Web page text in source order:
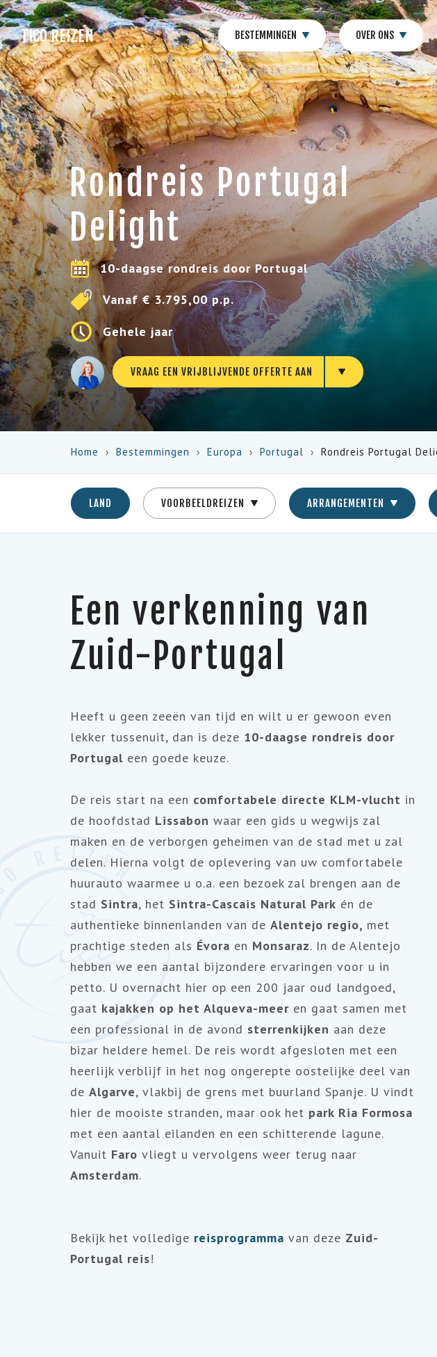
TICO REIZEN BESTEMMINGEN OVER ONS
Rondreis Portugal
Delight
10-daagse rondreis door Portugal
Vanaf € 3.795,00 p.p.
Gehele jaar
VRAAG EEN VRIJBLIJVENDE OFFERTE AAN
Home Bestemmingen Europa Portugal Rondreis Portugal
LAND VOORBEELDREIZEN ARRANGEMENTEN
Een verkenning van
Zuid-Portugal
Heeft u geen zeeën van tijd en wilt u er gewoon even
lekker tussenuit, dan is deze 10-daagse rondreis door
Portugal een goede keuze.
De reis start na een comfortabele directe KLM-vlucht in
de hoofdstad Lissabon waar een gids u wegwijs zal
maken en de verborgen geheimen van de stad met u zal
delen. Hierna volgt de oplevering van uw comfortabele
huurauto waarmee u o.a. een bezoek zal brengen aan de
stad Sintra, het Sintra-Cascais Natural Park én de
authentieke binnenlanden van de Alentejo regio, met
prachtige steden als Évora en Monsaraz. In de Alentejo
hebben we een aantal bijzondere ervaringen voor u in
petto. U overnacht hier op een 200 jaar oud landgoed,
gaat kajakken op het Alqueva-meer en gaat samen met
een professional in de avond sterrenkijken aan deze
bizar heldere hemel. De reis wordt afgesloten met een
heerlijk verblijf in het nog ongerepte oostelijke deel van
de Algarve, vlakbij de grens met buurland Spanje. U vindt
hier de mooiste stranden, maar ook het park Ria Formosa
met een aantal eilanden en een schitterende lagune.
Vanuit Faro vliegt u vervolgens weer terug naar
Amsterdam.
Bekijk het volledige reisprogramma van deze Zuid-
Portugal reis!